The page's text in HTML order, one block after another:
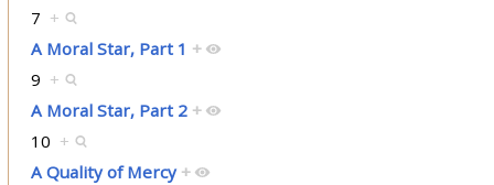
7 +
A Moral Star, Part 1 +
9 +
A Moral Star, Part 2 +
10 +
A Quality of Mercy +